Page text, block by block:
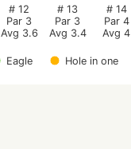
Eagle Hole in one
# 12
Par 3
Avg 3.6
# 13
Par 3
Avg 3.4
# 14
Par 4
Avg 4